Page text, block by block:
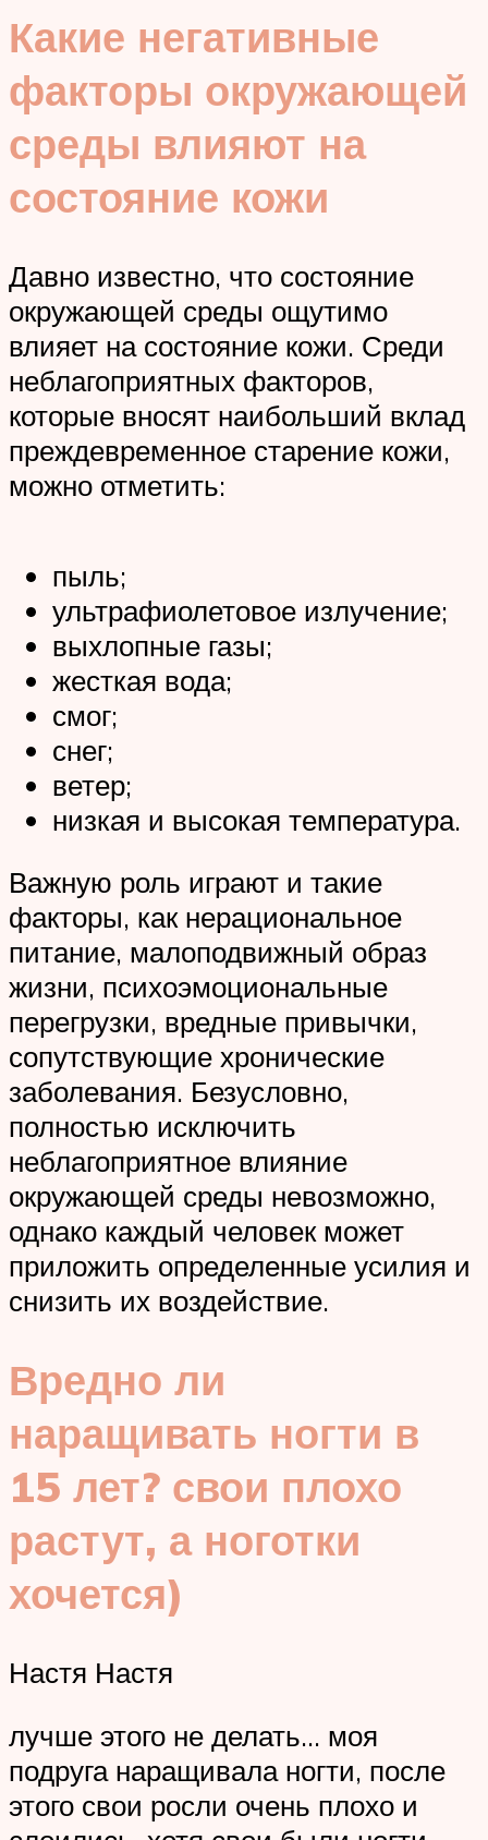
Какие негативные
факторы окружающей
среды влияют на
состояние кожи
Давно известно, что состояние
окружающей среды ощутимо
влияет на состояние кожи. Среди
неблагоприятных факторов,
которые вносят наибольший вклад
преждевременное старение кожи,
можно отметить:
пыль;
ультрафиолетовое излучение;
выхлопные газы;
жесткая вода;
смог;
снег;
ветер;
низкая и высокая температура.
Важную роль играют и такие
факторы, как нерациональное
питание, малоподвижный образ
жизни, психоэмоциональные
перегрузки, вредные привычки,
сопутствующие хронические
заболевания. Безусловно,
полностью исключить
неблагоприятное влияние
окружающей среды невозможно,
однако каждый человек может
приложить определенные усилия и
снизить их воздействие.
Вредно ли
наращивать ногти в
15 лет? свои плохо
растут, а ноготки
хочется)
Настя Настя
лучше этого не делать… моя
подруга наращивала ногти, после
этого свои росли очень плохо и